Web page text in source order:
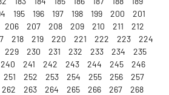
195 196 197 198 199 200
201
206 207 208 209 210 211
212
218 219 220 221 222 223
224
229 230 231 232 233 234
235
240 241 242 243 244 245
246
251 252 253 254 255 256
257
262 263 264 265 266 267
268